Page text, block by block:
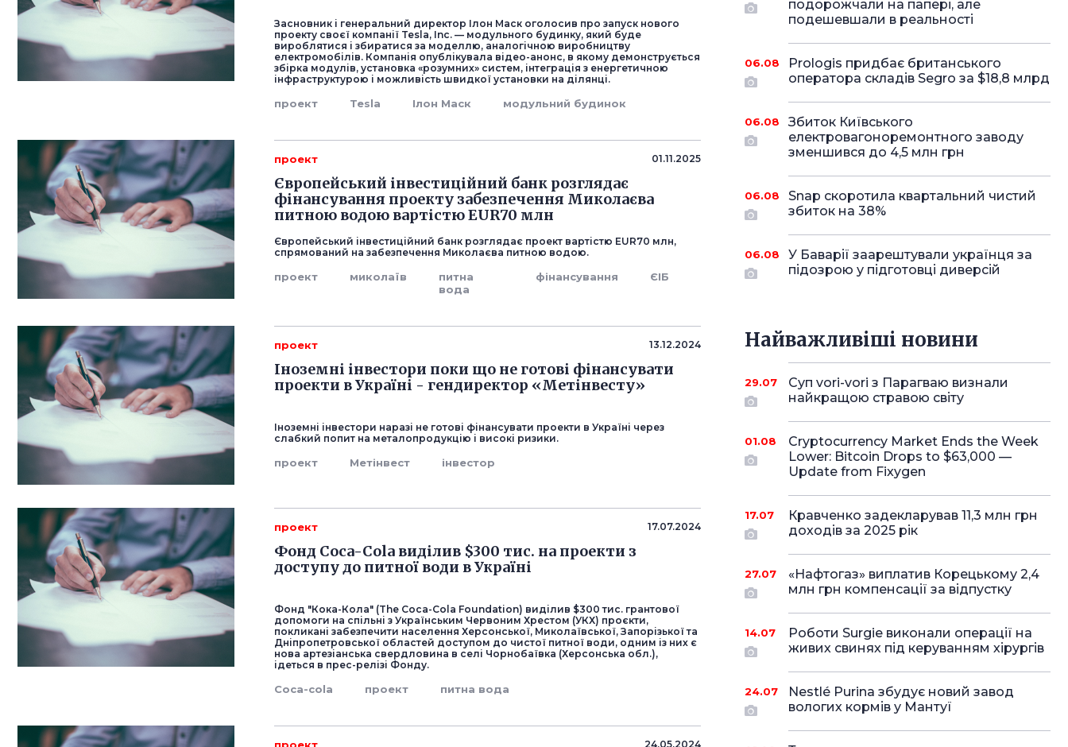
Засновник і генеральний директор Ілон Маск оголосив про запуск нового
проекту своєї компанії Tesla, Inc. — модульного будинку, який буде
вироблятися і збиратися за моделлю, аналогічною виробництву
електромобілів. Компанія опублікувала відео-анонс, в якому демонструється
збірка модулів, установка «розумних» систем, інтеграція з енергетичною
інфраструктурою і можливість швидкої установки на ділянці.
проект Tesla Ілон Маск модульний будинок
проект 01.11.2025
Європейський інвестиційний банк розглядає
фінансування проекту забезпечення Миколаєва
питною водою вартістю EUR70 млн
Європейський інвестиційний банк розглядає проект вартістю EUR70 млн,
спрямований на забезпечення Миколаєва питною водою.
проект миколаїв
питна
вода
фінансування ЄІБ
проект 13.12.2024
Іноземні інвестори поки що не готові фінансувати
проекти в Україні - гендиректор «Метінвесту»
Іноземні інвестори наразі не готові фінансувати проекти в Україні через
слабкий попит на металопродукцію і високі ризики.
проект Метінвест інвестор
проект 17.07.2024
Фонд Coca-Cola виділив $300 тис. на проекти з
доступу до питної води в Україні
Фонд "Кока-Кола" (The Coca-Cola Foundation) виділив $300 тис. грантової
допомоги на спільні з Українським Червоним Хрестом (УКХ) проєкти,
покликані забезпечити населення Херсонської, Миколаївської, Запорізької та
Дніпропетровської областей доступом до чистої питної води, одним із них є
нова артезіанська свердловина в селі Чорнобаївка (Херсонська обл.),
ідеться в прес-релізі Фонду.
Coca-cola проект питна вода
24.05.2024
подорожчали на папері, але
подешевшали в реальності
06.08
Prologis придбає британського
оператора складів Segro за $18,8 млрд
06.08
Збиток Київського
електровагоноремонтного заводу
зменшився до 4,5 млн грн
06.08
Snap скоротила квартальний чистий
збиток на 38%
06.08
У Баварії заарештували українця за
підозрою у підготовці диверсій
Найважливіші новини
29.07
Суп vori-vori з Парагваю визнали
найкращою стравою світу
01.08
Cryptocurrency Market Ends the Week
Lower: Bitcoin Drops to $63,000 —
Update from Fixygen
17.07
Кравченко задекларував 11,3 млн грн
доходів за 2025 рік
27.07
«Нафтогаз» виплатив Корецькому 2,4
млн грн компенсації за відпустку
14.07
Роботи Surgie виконали операції на
живих свинях під керуванням хірургів
24.07
Nestlé Purina збудує новий завод
вологих кормів у Мантуї